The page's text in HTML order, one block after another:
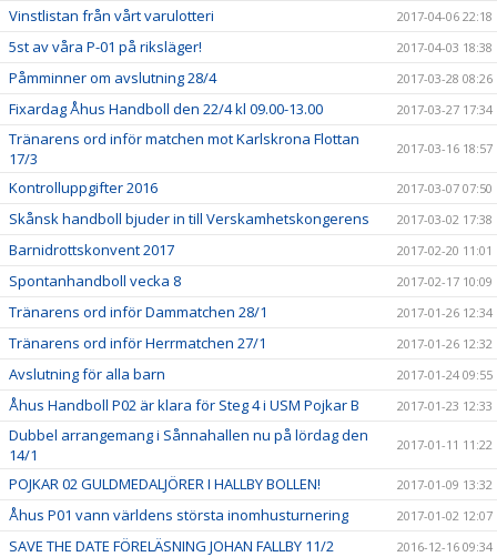
Vinstlistan från vårt varulotteri 2017-04-06 22:18
5st av våra P-01 på riksläger! 2017-04-03 18:38
Påmminner om avslutning 28/4 2017-03-28 08:26
Fixardag Åhus Handboll den 22/4 kl 09.00-13.00 2017-03-27 17:34
Tränarens ord inför matchen mot Karlskrona Flottan
17/3
2017-03-16 18:57
Kontrolluppgifter 2016 2017-03-07 07:50
Skånsk handboll bjuder in till Verskamhetskongerens 2017-03-02 17:38
Barnidrottskonvent 2017 2017-02-20 11:01
Spontanhandboll vecka 8 2017-02-17 10:09
Tränarens ord inför Dammatchen 28/1 2017-01-26 12:34
Tränarens ord inför Herrmatchen 27/1 2017-01-26 12:32
Avslutning för alla barn 2017-01-24 09:55
Åhus Handboll P02 är klara för Steg 4 i USM Pojkar B 2017-01-23 12:33
Dubbel arrangemang i Sånnahallen nu på lördag den
14/1
2017-01-11 11:22
POJKAR 02 GULDMEDALJÖRER I HALLBY BOLLEN! 2017-01-09 13:32
Åhus P01 vann världens största inomhusturnering 2017-01-02 12:07
SAVE THE DATE FÖRELÄSNING JOHAN FALLBY 11/2 2016-12-16 09:34